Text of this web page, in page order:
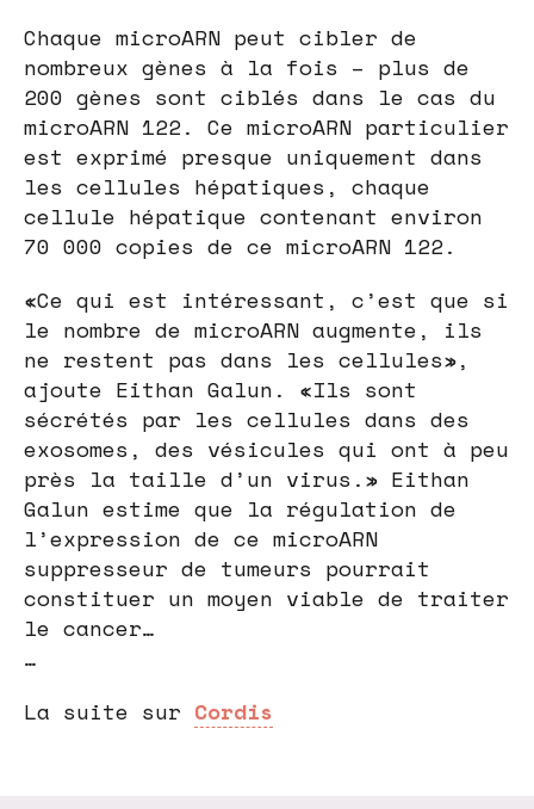
Chaque microARN peut cibler de
nombreux gènes à la fois – plus de
200 gènes sont ciblés dans le cas du
microARN 122. Ce microARN particulier
est exprimé presque uniquement dans
les cellules hépatiques, chaque
cellule hépatique contenant environ
70 000 copies de ce microARN 122.
«Ce qui est intéressant, c’est que si
le nombre de microARN augmente, ils
ne restent pas dans les cellules»,
ajoute Eithan Galun. «Ils sont
sécrétés par les cellules dans des
exosomes, des vésicules qui ont à peu
près la taille d’un virus.» Eithan
Galun estime que la régulation de
l’expression de ce microARN
suppresseur de tumeurs pourrait
constituer un moyen viable de traiter
le cancer…
…
La suite sur Cordis